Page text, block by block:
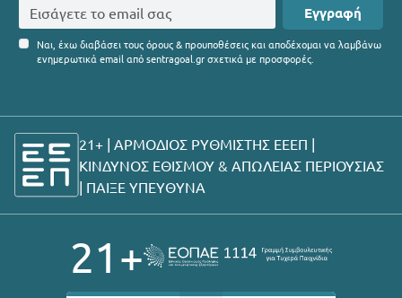
Εγγραφή
Ναι, έχω διαβάσει τους όρους & προυποθέσεις και αποδέχομαι να λαμβάνω
ενημερωτικά email από sentragoal.gr σχετικά με προσφορές.
21+ | ΑΡΜΟΔΙΟΣ ΡΥΘΜΙΣΤΗΣ ΕΕΕΠ |
ΚΙΝΔΥΝΟΣ ΕΘΙΣΜΟΥ & ΑΠΩΛΕΙΑΣ ΠΕΡΙΟΥΣΙΑΣ
| ΠΑΙΞΕ ΥΠΕΥΘΥΝΑ
21+